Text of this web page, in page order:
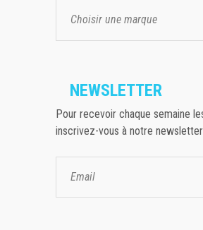
Choisir une marque
NEWSLETTER
Pour recevoir chaque semaine
inscrivez-vous à notre